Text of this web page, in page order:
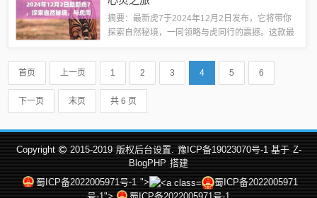
摘要：最新虎7于2024年12月2日发布，它将带你
探索自然秘境，一同领略与虎同行的震撼。这款最
中感受生活的美好。最新虎7将为你带来无与伦比
的驾驶体验，让你在旅途中收获满满的...
首页 上一页 1 2 3 4 5 6
下一页 末页 共 6 页
Copyright 2015-2019 版权后台设置. 豫ICP备19023070号-1 基于 Z-
BlogPHP 搭建
蜀ICP备2022005971号-1 ">
蜀ICP备2022005971